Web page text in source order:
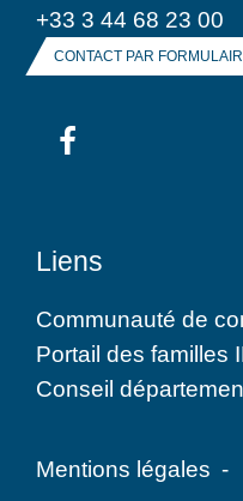
+33 3 44 68 23 00
CONTACT PAR
Liens
Communauté de
Portail des familles
Conseil
Mentions légales -